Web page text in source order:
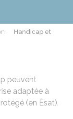
Handicap et
peuvent
adaptée à
(en Ésat).